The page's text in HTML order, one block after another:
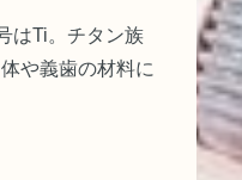
はTi。チタン族
や義歯の材料に